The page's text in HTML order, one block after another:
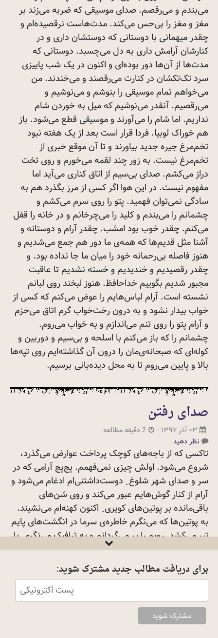
می‌بندم و می‌رقصم. صدای موسیقی که ضربه می‌زند بر
مغز و مغز را بی‌حس می‌کند. مدت‌هاست نرقصیده‌ام و
چقدر میهمانی با دوستانی که دوستشان داری و در
کنارشان آرامش داری به دل می‌چسبد. دوستانی که
مدت‌ها از آن‌ها دور بوده‌ای و اکنون در یک شب پاییزی
سرد تک‌تکشان در کنارت می‌رقصند و می‌خندند. من
می‌خواهم تمام موسیقی را بنوشم و می‌نوشیم و
می‌رقصیم. آنقدر می‌نوشیم که میل به خوردن شام
نداریم. اما شام را می‌آورند و موسیقی قطع می‌شود. باز
هم خوراک لوبیا. فردا قرار است بعد از یک هفته نبود
تخم‌مرغ جیره جدید بیاورند و تا آن موقع خبری از
تخم‌مرغ نیست. به زور چند لقمه می‌خورم و روی تخت
دراز می‌کشم. صدای بی‌سیم از اتاق کناری می‌آید اما
مفهوم نیست. در این هوا اگر کسی از مرز بگذرد هم به
سادگی نمی‌توان فهمید. پتو را روی سرم می‌کشم و
چشمانم را می‌بندم و کلید را می‌چرخانم و در خانه را قفل
می‌کنم. چقدر خوب بود امشب. چقدر آرام و دوستانه و
آشنا مثل قدیم‌ها که همه‌ی ما دور هم جمع می‌شدیم و
هنوز فاصله بی‌رحمانه خود را میان ما جا نداده بود. و
چقدر رقصیدیم و خندیدیم و خسته نشدیم تا عاقبت
مجبور شدیم بگوییم خداحافظ. هنوز لبخند روی لبانم
نشسته است. آرام لباس‌هایم را عوض می‌کنم که کسی از
خواب بیدار نشود و به درون رخت‌خواب گرم اتاق می‌خزم
و آرام پتو را روی تنم می‌اندازم و به خواب می‌روم.
چشمانم را که باز می‌کنم با اسلحه و بی‌سیم و دوربین و
کوله‌ای که صبحانه‌ی‌مان را درون آن گذاشته‌ایم روی تپه‌ها
بالا و پایین می‌روم تا به محل دیده‌بانی برسیم.
صدای رفتن
۰۳ آذر ۱۳۹۲ -
2 دقیقه مطالعه
نظر دهید
تاکسی که از باجه‌های کوچک پرداخت عوارض می‌گذرد،
شروع می‌شود. اولش چیزی نمی‌فهمم. پچ‌پچ آرامی که در
سر و صدای شهر شلوغ ِ دوست‌داشتنی‌ام ادغام می‌شود و
آرام از کنار گوش‌هایم عبور می‌کند و روی شن‌های
باقی‌مانده بر پوتین‌های کویری ِ اکنون کهنه‌ام می‌نشیند.
به پوتین‌ها که می‌نگرم خاطره‌ی سرما در انگشت‌های پایم
تیر می‌کشد. رویم را بر می‌گردانم و به ترافیک می‌نگرم. یا
شاید به طرح‌های روی نرده‌های کنار بزرگراه. لبخند
می‌زنم. درون گوشم انگار پچ‌پچی تکرار می‌شود.
چشم‌هایم را می‌بندم و دست‌هایم را روی چشم‌هایم
می‌گذارم و گوش می‌دهم. صدای بوق و موتور ماشین‌ها.
صدای هوف هوف بخاری ماشین. صدای دگمه‌های گوشی ِ
تلفن یکی از مسافران که لابد رسیدنش را به کسی خبر
برای دریافت مطالب جدید مشترک شوید: